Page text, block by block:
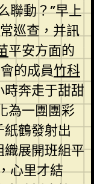
動？”早上
巡查，并訊
平安方面的
的成員竹科
時奔走于甜甜
為一團團彩
紙鶴發射出
展開班組平
心里才結